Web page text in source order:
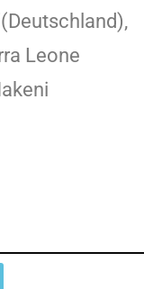
(Deutschland),
Leone